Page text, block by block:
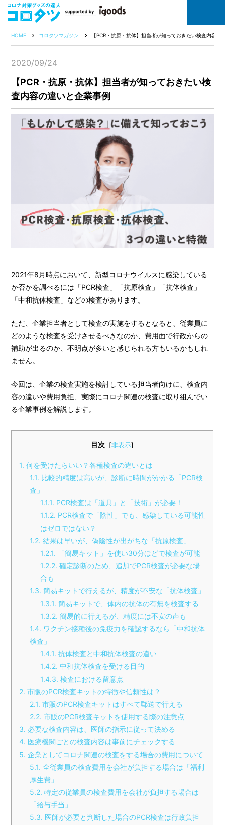
HOME コロタツマガジン 【PCR・抗原・抗体】担当者が知っておきたい検査内容の
2020/09/24
【PCR・抗原・抗体】担当者が知っておきたい検
査内容の違いと企業事例
2021年8月時点において、新型コロナウイルスに感染している
か否かを調べるには「PCR検査」「抗原検査」「抗体検査」
「中和抗体検査」などの検査があります。
ただ、企業担当者として検査の実施をするとなると、従業員に
どのような検査を受けさせるべきなのか、費用面で行政からの
補助が出るのか、不明点が多いと感じられる方もいるかもしれ
ません。
今回は、企業の検査実施を検討している担当者向けに、検査内
容の違いや費用負担、実際にコロナ関連の検査に取り組んでい
る企業事例を解説します。
目次 [非表示]
1 何を受けたらいい？各種検査の違いとは
1.1 比較的精度は高いが、診断に時間がかかる「PCR検
査」
1.1.1 PCR検査は「道具」と「技術」が必要！
1.1.2 PCR検査で「陰性」でも、感染している可能性
はゼロではない？
1.2 結果は早いが、偽陰性が出がちな「抗原検査」
1.2.1
「簡易キット」を使い30分ほどで検査が可能
1.2.2 確定診断のため、追加でPCR検査が必要な場
合も
1.3 簡易キットで行えるが、精度が不安な「抗体検査」
1.3.1 簡易キットで、体内の抗体の有無を検査する
1.3.2 簡易的に行えるが、精度には不安の声も
1.4 ワクチン接種後の免疫力を確認するなら「中和抗体
検査」
1.4.1 抗体検査と中和抗体検査の違い
1.4.2 中和抗体検査を受ける目的
1.4.3 検査における留意点
2 市販のPCR検査キットの特徴や信頼性は？
2.1 市販のPCR検査キットはすべて郵送で行える
2.2 市販のPCR検査キットを使用する際の注意点
3 必要な検査内容は、医師の指示に従って決める
4 医療機関ごとの検査内容は事前にチェックする
5 企業としてコロナ関連の検査をする場合の費用について
5.1 全従業員の検査費用を会社が負担する場合は「福利
厚生費」
5.2 特定の従業員の検査費用を会社が負担する場合は
「給与手当」
5.3 医師が必要と判断した場合のPCR検査は行政負担